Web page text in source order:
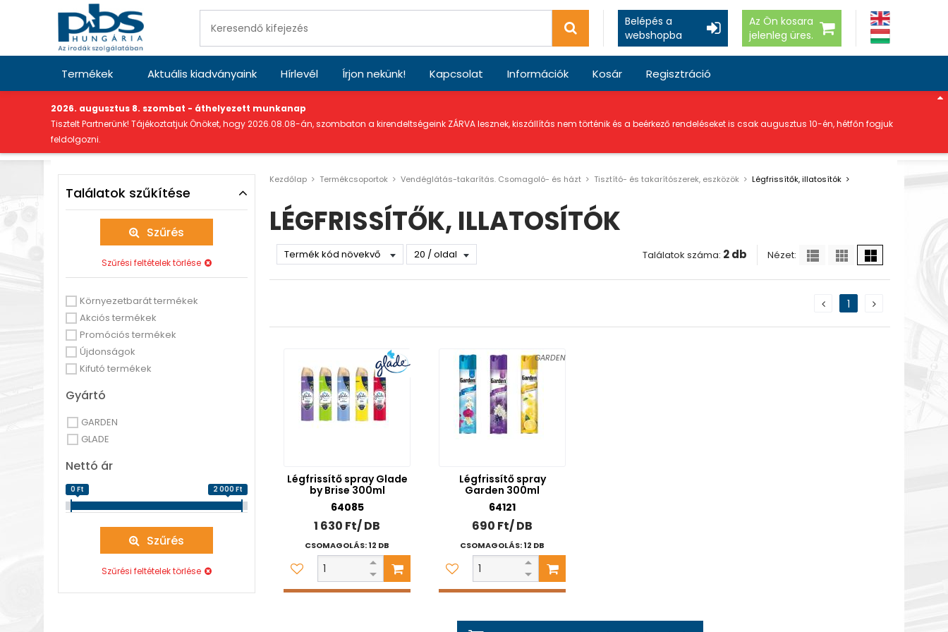
Belépés a
webshopba
Az Ön kosara
jelenleg üres.
Termékek Aktuális kiadványaink Hírlevél Írjon nekünk! Kapcsolat Információk Kosár Regisztráció
2026. augusztus 8. szombat - áthelyezett munkanap
Tisztelt Partnerünk! Tájékoztatjuk Önöket, hogy 2026.08.08-án, szombaton a kirendeltségeink ZÁRVA lesznek, kiszállítás nem történik és a beérkező rendeléseket is csak augusztus 10-én, hétfőn fogjuk
feldolgozni.
Találatok szűkítése
Szűrés
Szűrési feltételek törlése
Környezetbarát termékek
Akciós termékek
Promóciós termékek
Újdonságok
Kifutó termékek
Gyártó
GARDEN
GLADE
Nettó ár
0 Ft 2 000 Ft
Szűrés
Szűrési feltételek törlése
Kezdőlap Termékcsoportok Vendéglátás-takarítás. Csomagoló- és házt Tisztító- és takarítószerek, eszközök Légfrissítők, illatosítók
LÉGFRISSÍTŐK, ILLATOSÍTÓK
Találatok száma: 2 db Nézet:
1
Légfrissítő spray Glade
by Brise 300ml
64085
1 630 Ft/ DB
CSOMAGOLÁS: 12 DB
GARDEN
Légfrissítő spray
Garden 300ml
64121
690 Ft/ DB
CSOMAGOLÁS: 12 DB